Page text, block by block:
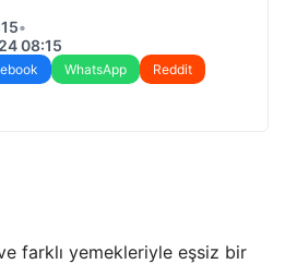
•
08:15
WhatsApp
Reddit
farklı yemekleriyle eşsiz bir